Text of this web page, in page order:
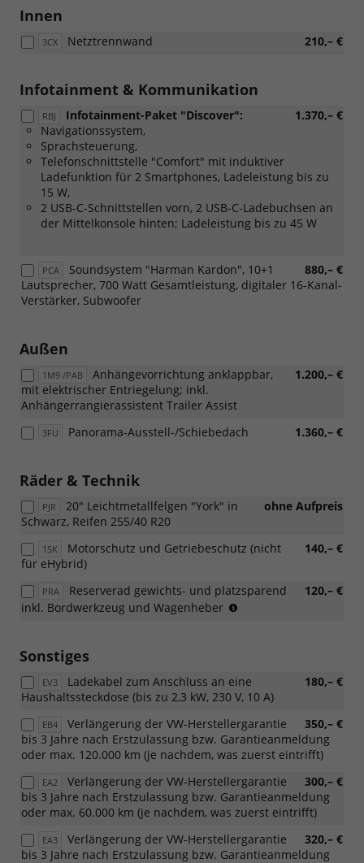
Innen
3CX 210,– €
Netztrennwand
Infotainment & Kommunikation
RBJ 1.370,– €
Infotainment-Paket "Discover":
Navigationssystem,
Sprachsteuerung,
Telefonschnittstelle "Comfort" mit induktiver
Ladefunktion für 2 Smartphones, Ladeleistung bis zu
15 W,
2 USB-C-Schnittstellen vorn, 2 USB-C-Ladebuchsen an
der Mittelkonsole hinten; Ladeleistung bis zu 45 W
PCA 880,– €
Soundsystem "Harman Kardon", 10+1
Lautsprecher, 700 Watt Gesamtleistung, digitaler 16-Kanal-
Verstärker, Subwoofer
Außen
1M9 /PAB 1.200,– €
Anhängevorrichtung anklappbar,
mit elektrischer Entriegelung; inkl.
Anhängerrangierassistent Trailer Assist
3FU 1.360,– €
Panorama-Ausstell-/Schiebedach
Räder & Technik
PJR ohne Aufpreis
20" Leichtmetallfelgen "York" in
Schwarz, Reifen 255/40 R20
1SK 140,– €
Motorschutz und Getriebeschutz (nicht
für eHybrid)
PRA 120,– €
Reserverad gewichts- und platzsparend
inkl. Bordwerkzeug und Wagenheber
Sonstiges
EV3 180,– €
Ladekabel zum Anschluss an eine
Haushaltssteckdose (bis zu 2,3 kW, 230 V, 10 A)
EB4 350,– €
Verlängerung der VW-Herstellergarantie
bis 3 Jahre nach Erstzulassung bzw. Garantieanmeldung
oder max. 120.000 km (je nachdem, was zuerst eintrifft)
EA2 300,– €
Verlängerung der VW-Herstellergarantie
bis 3 Jahre nach Erstzulassung bzw. Garantieanmeldung
oder max. 60.000 km (je nachdem, was zuerst eintrifft)
EA3 320,– €
Verlängerung der VW-Herstellergarantie
bis 3 Jahre nach Erstzulassung bzw. Garantieanmeldung